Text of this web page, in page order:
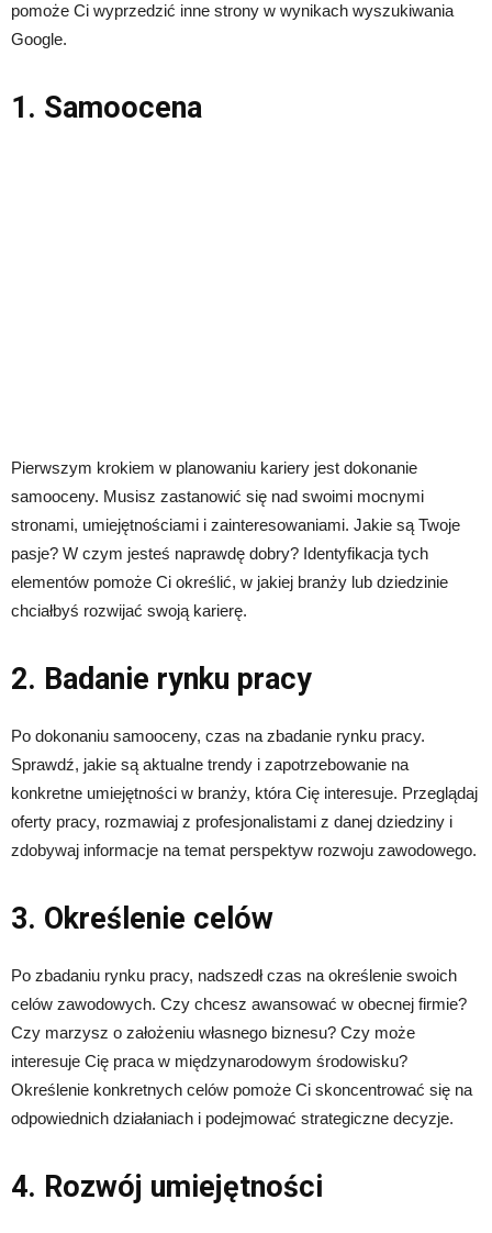
pomoże Ci wyprzedzić inne strony w wynikach wyszukiwania
Google.
1. Samoocena
Pierwszym krokiem w planowaniu kariery jest dokonanie
samooceny. Musisz zastanowić się nad swoimi mocnymi
stronami, umiejętnościami i zainteresowaniami. Jakie są Twoje
pasje? W czym jesteś naprawdę dobry? Identyfikacja tych
elementów pomoże Ci określić, w jakiej branży lub dziedzinie
chciałbyś rozwijać swoją karierę.
2. Badanie rynku pracy
Po dokonaniu samooceny, czas na zbadanie rynku pracy.
Sprawdź, jakie są aktualne trendy i zapotrzebowanie na
konkretne umiejętności w branży, która Cię interesuje. Przeglądaj
oferty pracy, rozmawiaj z profesjonalistami z danej dziedziny i
zdobywaj informacje na temat perspektyw rozwoju zawodowego.
3. Określenie celów
Po zbadaniu rynku pracy, nadszedł czas na określenie swoich
celów zawodowych. Czy chcesz awansować w obecnej firmie?
Czy marzysz o założeniu własnego biznesu? Czy może
interesuje Cię praca w międzynarodowym środowisku?
Określenie konkretnych celów pomoże Ci skoncentrować się na
odpowiednich działaniach i podejmować strategiczne decyzje.
4. Rozwój umiejętności